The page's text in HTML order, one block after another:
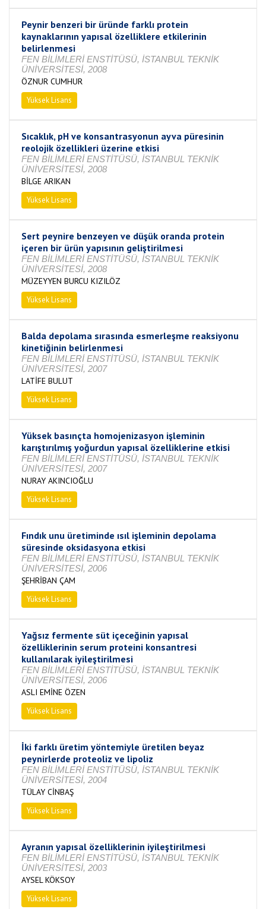
Peynir benzeri bir üründe farklı protein
kaynaklarının yapısal özelliklere etkilerinin
belirlenmesi
FEN BİLİMLERİ ENSTİTÜSÜ, İSTANBUL TEKNİK
ÜNİVERSİTESİ, 2008
ÖZNUR CUMHUR
Yüksek Lisans
Sıcaklık, pH ve konsantrasyonun ayva püresinin
reolojik özellikleri üzerine etkisi
FEN BİLİMLERİ ENSTİTÜSÜ, İSTANBUL TEKNİK
ÜNİVERSİTESİ, 2008
BİLGE ARIKAN
Yüksek Lisans
Sert peynire benzeyen ve düşük oranda protein
içeren bir ürün yapısının geliştirilmesi
FEN BİLİMLERİ ENSTİTÜSÜ, İSTANBUL TEKNİK
ÜNİVERSİTESİ, 2008
MÜZEYYEN BURCU KIZILÖZ
Yüksek Lisans
Balda depolama sırasında esmerleşme reaksiyonu
kinetiğinin belirlenmesi
FEN BİLİMLERİ ENSTİTÜSÜ, İSTANBUL TEKNİK
ÜNİVERSİTESİ, 2007
LATİFE BULUT
Yüksek Lisans
Yüksek basınçta homojenizasyon işleminin
karıştırılmış yoğurdun yapısal özelliklerine etkisi
FEN BİLİMLERİ ENSTİTÜSÜ, İSTANBUL TEKNİK
ÜNİVERSİTESİ, 2007
NURAY AKINCIOĞLU
Yüksek Lisans
Fındık unu üretiminde ısıl işleminin depolama
süresinde oksidasyona etkisi
FEN BİLİMLERİ ENSTİTÜSÜ, İSTANBUL TEKNİK
ÜNİVERSİTESİ, 2006
ŞEHRİBAN ÇAM
Yüksek Lisans
Yağsız fermente süt içeceğinin yapısal
özelliklerinin serum proteini konsantresi
kullanılarak iyileştirilmesi
FEN BİLİMLERİ ENSTİTÜSÜ, İSTANBUL TEKNİK
ÜNİVERSİTESİ, 2006
ASLI EMİNE ÖZEN
Yüksek Lisans
İki farklı üretim yöntemiyle üretilen beyaz
peynirlerde proteoliz ve lipoliz
FEN BİLİMLERİ ENSTİTÜSÜ, İSTANBUL TEKNİK
ÜNİVERSİTESİ, 2004
TÜLAY CİNBAŞ
Yüksek Lisans
Ayranın yapısal özelliklerinin iyileştirilmesi
FEN BİLİMLERİ ENSTİTÜSÜ, İSTANBUL TEKNİK
ÜNİVERSİTESİ, 2003
AYSEL KÖKSOY
Yüksek Lisans